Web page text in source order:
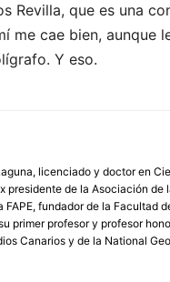
Revilla, que es una
me cae bien, aunque
Y eso.
licenciado y doctor en
presidente de la Asociación de
fundador de la Facultad
primer profesor y profesor
Canarios y de la National